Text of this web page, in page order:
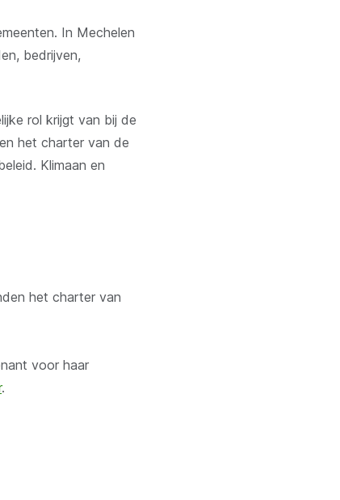
In Mechelen
bedrijven,
rol krijgt van bij de
het charter van de
Klimaan en
het charter van
voor haar
.